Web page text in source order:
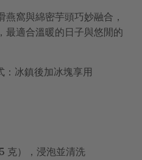
窩與綿密芋頭巧妙融合，
最適合溫暖的日子與悠閒的
冰鎮後加冰塊享用
克），浸泡並清洗